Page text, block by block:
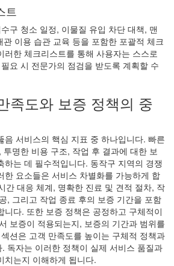
트
구 청소 일정, 이물질 유입 차단 대책, 맨
이용 습관 교육 등을 포함한 포괄적 체크
러한 체크리스트를 통해 사용자는 스스로
요 시 전문가의 점검을 받도록 계획할 수
족도와 보증 정책의 중
음 서비스의 핵심 지표 중 하나입니다. 빠른
명한 비용 구조, 작업 후 결과에 대한 보
하는 데 필수적입니다. 동작구 지역의 경쟁
한 요소들은 서비스 차별화를 가능하게 합
간 대응 체계, 명확한 진료 및 견적 절차, 작
, 그리고 작업 종료 후의 보증 기간을 포함
니다. 또한 보증 정책은 공정하고 구체적이
보증이 적용되는지, 보증의 기간과 범위를
션은 고객 만족도를 높이는 구체적 정책과
독자는 이러한 정책이 실제 서비스 품질과
치는지 이해하게 됩니다.